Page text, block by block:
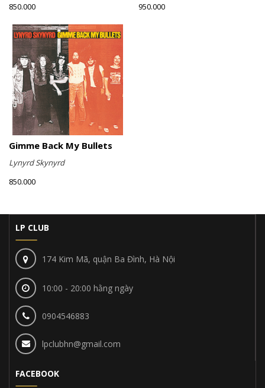
850.000
950.000
Gimme Back My Bullets
Lynyrd Skynyrd
850.000
LP CLUB
174 Kim Mã, quận Ba Đình, Hà Nội
10:00 - 20:00 hằng ngày
0904546883
lpclubhn@gmail.com
FACEBOOK